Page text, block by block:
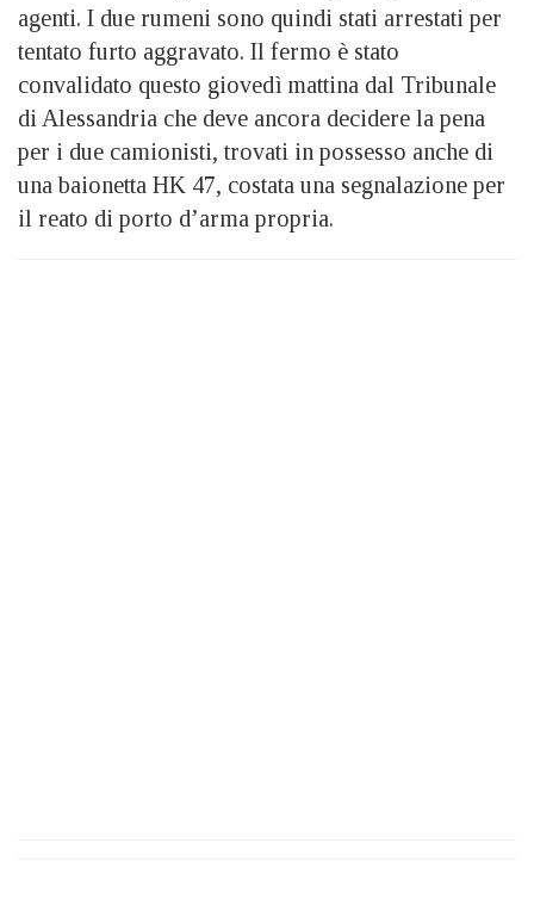
agenti. I due rumeni sono quindi stati arrestati per
tentato furto aggravato. Il fermo è stato
convalidato questo giovedì mattina dal Tribunale
di Alessandria che deve ancora decidere la pena
per i due camionisti, trovati in possesso anche di
una baionetta HK 47, costata una segnalazione per
il reato di porto d’arma propria.